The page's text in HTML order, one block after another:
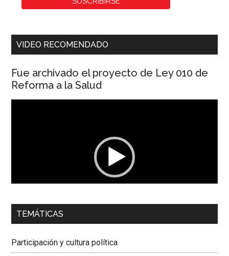
VIDEO RECOMENDADO
Fue archivado el proyecto de Ley 010 de
Reforma a la Salud
00:00 01:04
Colombiana
TEMÁTICAS
Participación y cultura política